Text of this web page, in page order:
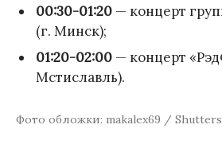
00:30-01:20 — концерт
(г. Минск);
01:20-02:00 — концерт
Мстиславль).
Фото обложки: makalex69 /